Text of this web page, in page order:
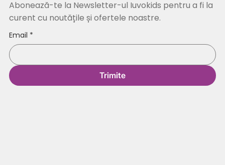
Abonează-te la Newsletter-ul Iuvokids pentru a fi la
curent cu noutățile și ofertele noastre.
Email *
Trimite